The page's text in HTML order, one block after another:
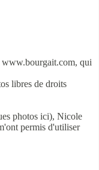
www.bourgait.com, qui
libres de droits
photos ici), Nicole
permis d'utiliser